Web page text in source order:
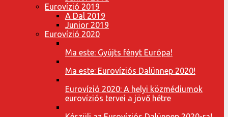
Eurovízió 2019
A Dal 2019
Junior 2019
Eurovízió 2020
Ma este: Gyújts fényt Európa!
Ma este: Eurovíziós Dalünnep 2020!
Eurovízió 2020: A helyi közmédiumok
eurovíziós tervei a jövő hétre